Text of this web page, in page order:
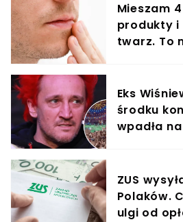
Mieszam
produkty i
twarz. To
Eks
środku
wpadła
ZUS
Polaków.
ulgi od